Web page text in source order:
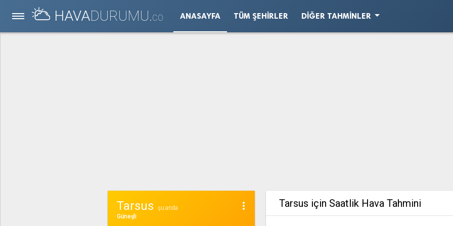
HAVADURUMU.CO ANASAYFA TÜM ŞEHIRLER DIĞER TAHMINLERarrow_drop_down
more_vert
Tarsus
şu anda
Güneşli
Tarsus için Saatlik Hava Tahmini